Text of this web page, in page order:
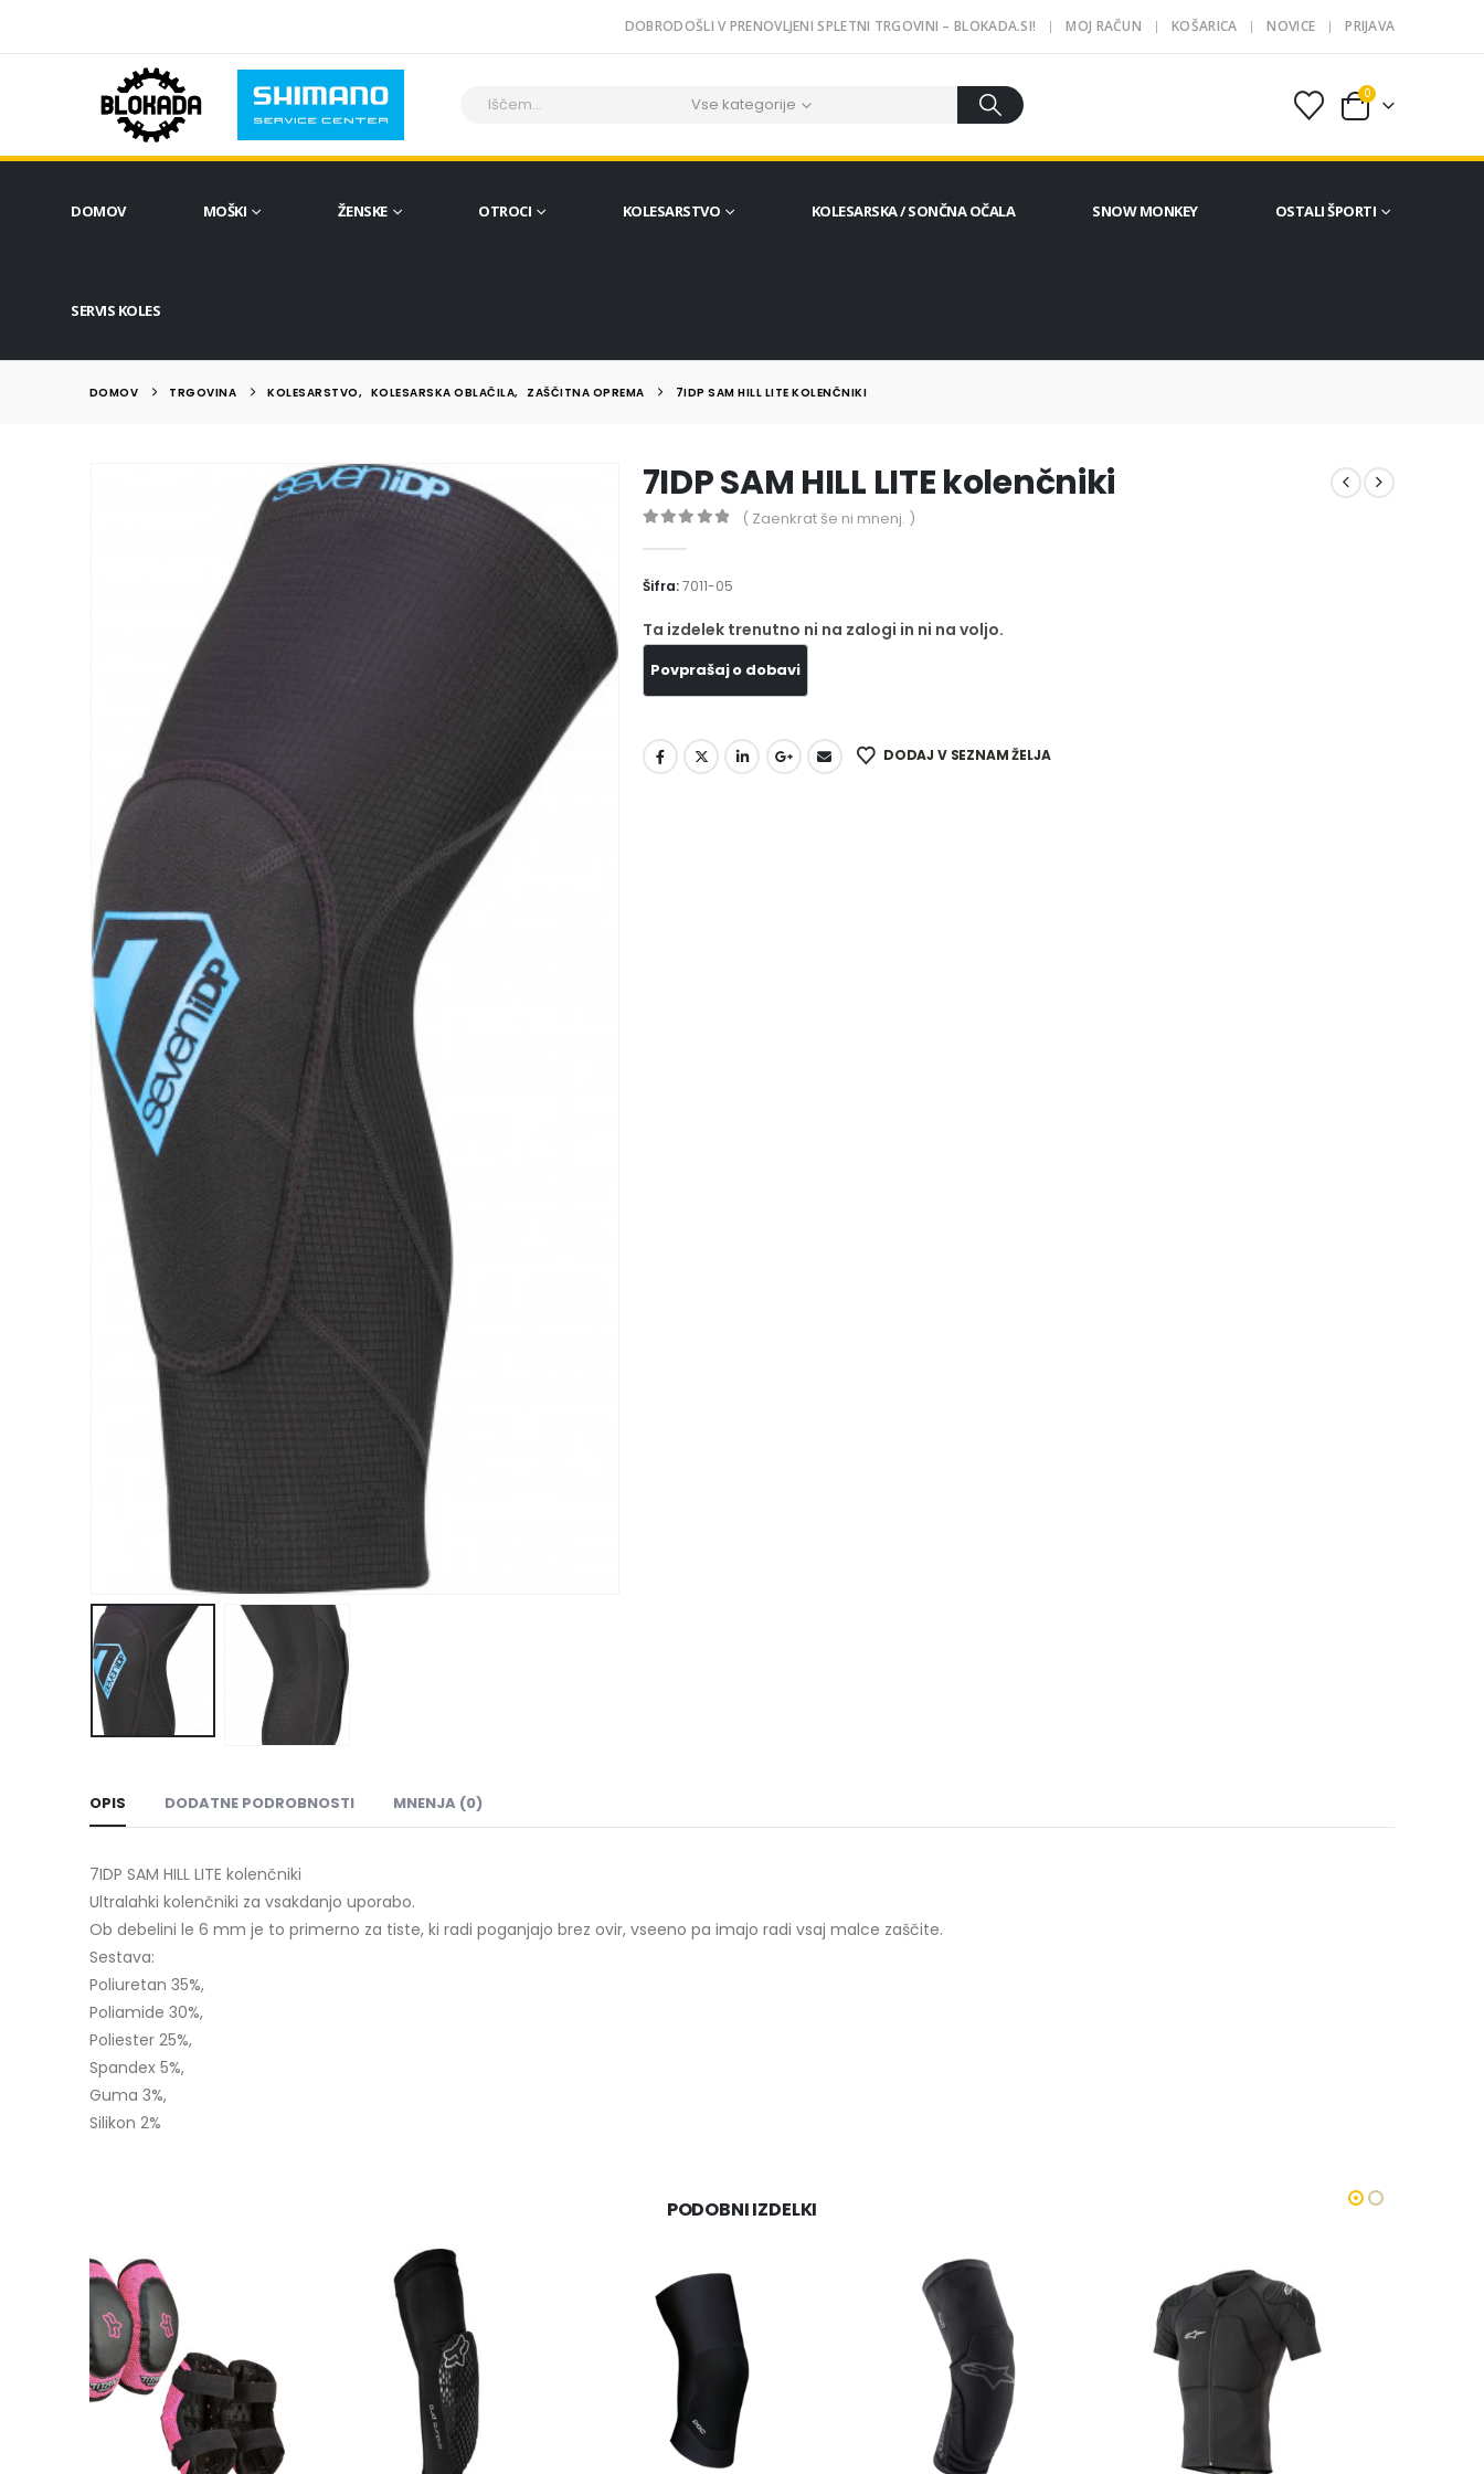
DOBRODOŠLI V PRENOVLJENI SPLETNI TRGOVINI – BLOKADA.SI! MOJ RAČUN KOŠARICA NOVICE PRIJAVA
Vse kategorije
0
DOMOV MOŠKI ŽENSKE OTROCI KOLESARSTVO KOLESARSKA / SONČNA OČALA SNOW MONKEY OSTALI ŠPORTI
SERVIS KOLES
DOMOV TRGOVINA KOLESARSTVO, KOLESARSKA OBLAČILA, ZAŠČITNA OPREMA 7IDP SAM HILL LITE KOLENČNIKI
7IDP SAM HILL LITE kolenčniki
( Zaenkrat še ni mnenj. )
Šifra:7011-05
Ta izdelek trenutno ni na zalogi in ni na voljo.
DODAJ V SEZNAM ŽELJA
OPIS DODATNE PODROBNOSTI MNENJA (0)
7IDP SAM HILL LITE kolenčniki
Ultralahki kolenčniki za vsakdanjo uporabo.
Ob debelini le 6 mm je to primerno za tiste, ki radi poganjajo brez ovir, vseeno pa imajo radi vsaj malce zaščite.
Sestava:
Poliuretan 35%,
Poliamide 30%,
Poliester 25%,
Spandex 5%,
Guma 3%,
Silikon 2%
PODOBNI IZDELKI